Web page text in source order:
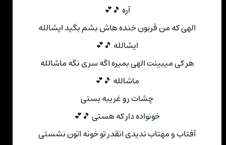
آره 🎵💕
الهی که من قربون خنده هاش بشم بگید ایشالله
ایشالله 🎵💕
هر کی میبینت الهی بمیره اگه سری نگه ماشالله
ماشالله 🎵💕
چشات رو غریبه بستی
خونواده دار که هستی 🎵💕
آفتاب و مهتاب ندیدی انقدر تو خونه اتون نشستی